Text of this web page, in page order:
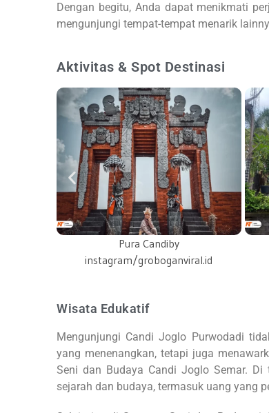
Dengan begitu, Anda dapat menikmati
mengunjungi tempat-tempat menarik
Aktivitas & Spot Destinasi
Bangunan Wisata
by samin-news.com
Wisata Edukatif
Mengunjungi Candi Joglo Purwodadi
yang menenangkan, tetapi juga
Seni dan Budaya Candi Joglo Semar.
sejarah dan budaya, termasuk uang yang